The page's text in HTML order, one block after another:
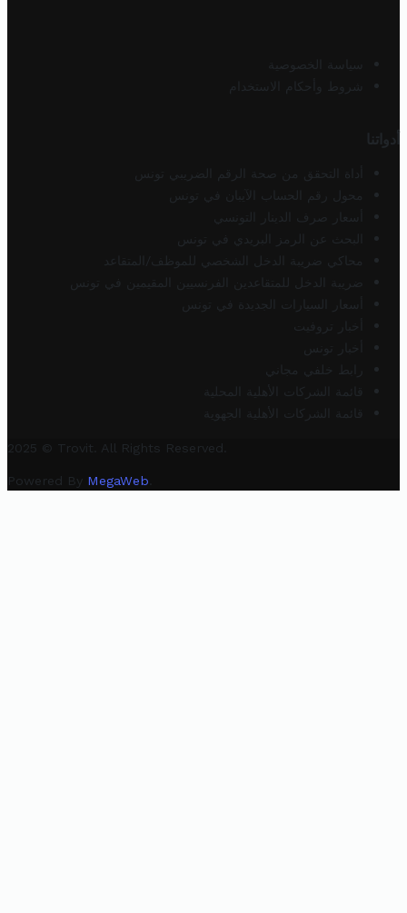
سياسة الخصوصية
شروط وأحكام الاستخدام
أدواتنا
أداة التحقق من صحة الرقم الضريبي تونس
محول رقم الحساب الآيبان في تونس
أسعار صرف الدينار التونسي
البحث عن الرمز البريدي في تونس
محاكي ضريبة الدخل الشخصي للموظف/المتقاعد
ضريبة الدخل للمتقاعدين الفرنسيين المقيمين في تونس
أسعار السيارات الجديدة في تونس
أخبار تروفيت
أخبار تونس
رابط خلفي مجاني
قائمة الشركات الأهلية المحلية
قائمة الشركات الأهلية الجهوية
2025 © Trovit. All Rights Reserved.
Powered By MegaWeb